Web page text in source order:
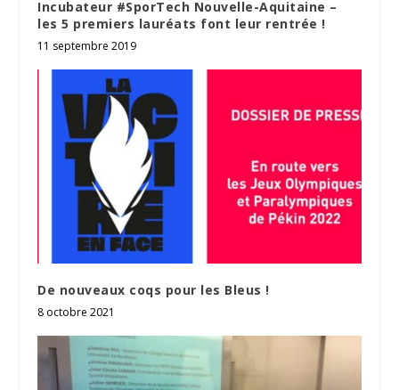
Incubateur #SporTech Nouvelle-Aquitaine –
les 5 premiers lauréats font leur rentrée !
11 septembre 2019
De nouveaux coqs pour les Bleus !
8 octobre 2021